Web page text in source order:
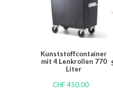
Kunststoffcontainer
mit 4 Lenkrollen 770
Liter
CHF450.00